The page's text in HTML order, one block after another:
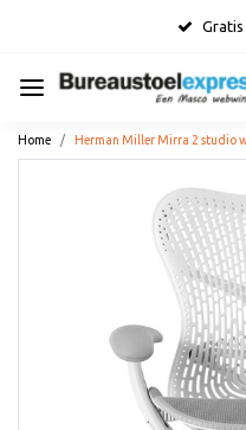
Home Herman Miller Mirra 2 studio